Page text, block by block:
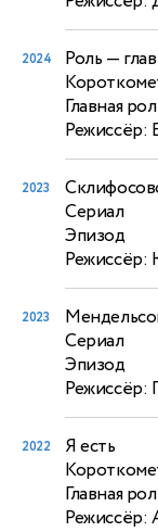
2024 Роль —
Главная
Режиссёр:
2023
Сериал
Эпизод
Режиссёр:
2023
Сериал
Эпизод
Режиссёр:
2022
Я есть
Главная
Режиссёр: